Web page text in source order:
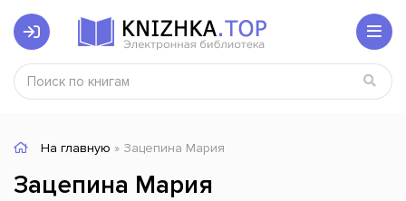
На главную » Зацепина Мария
Зацепина Мария